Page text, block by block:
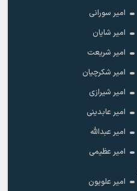
امیر سورانی
امیر شایان
امیر شریعت
امیر شکرچیان
امیر شیرازی
امیر عابدینی
امیر عبدالله
امیر عظیمی
امیر علویون